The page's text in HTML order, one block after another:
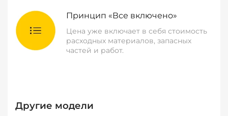
Принцип «Все включено»
Цена уже включает в себя стоимость
расходных материалов, запасных
частей и работ.
Другие модели